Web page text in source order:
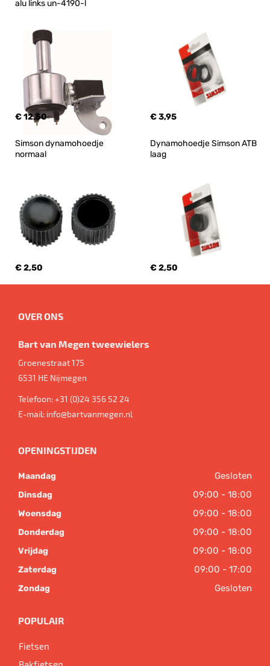
alu links un-4190-l
€ 12,50 € 3,95
Simson dynamohoedje
normaal
€ 2,50
Dynamohoedje Simson ATB
laag
€ 2,50
OVER ONS
Bart van Megen tweewielers
Groenestraat 175
6531 HE Nijmegen
Telefoon:+31 (0)24 356 52 24
E-mail: info@bartvanmegen.nl
OPENINGSTIJDEN
Maandag Gesloten
Dinsdag 09:00 - 18:00
Woensdag 09:00 - 18:00
Donderdag 09:00 - 18:00
Vrijdag 09:00 - 18:00
Zaterdag 09:00 - 17:00
Zondag Gesloten
POPULAIR
Fietsen